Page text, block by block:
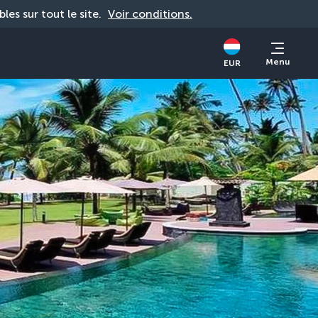
sur tout le site. Voir conditions.
EUR Menu